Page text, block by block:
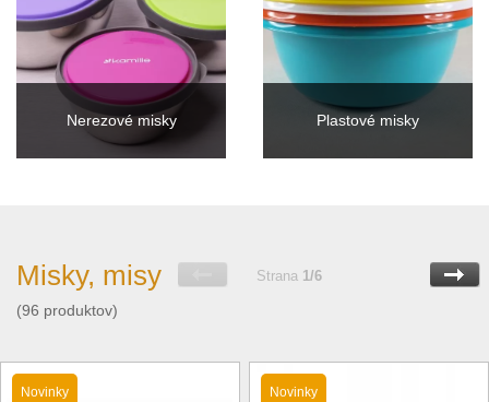
Nerezové misky Plastové misky
Misky, misy
(96 produktov)
Strana 1/6
Novinky Novinky